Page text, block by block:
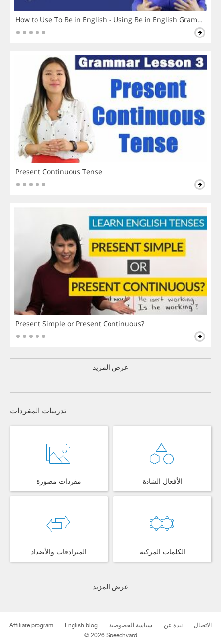
How to Use To Be in English - Using Be in English Grammar
Present Continuous Tense
Present Simple or Present Continuous?
عرض المزيد
تدريبات المفردات
مفردات مصورة الأفعال الشاذة
المترادفات والأضداد الكلمات المركبة
عرض المزيد
Affiliate program English blog سياسة الخصوصية نبذة عن
الاتصال
© 2026 Speechyard